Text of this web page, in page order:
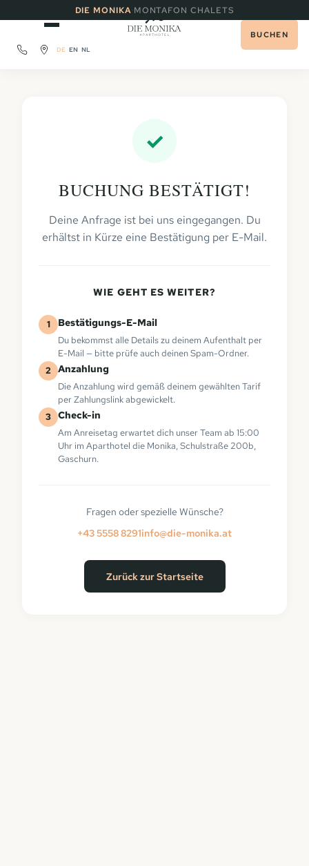
DIE MONIKA·MONTAFON CHALETS
DE EN NL
BUCHEN
✓
BUCHUNG BESTÄTIGT!
Deine Anfrage ist bei uns eingegangen. Du
erhältst in Kürze eine Bestätigung per E-Mail.
WIE GEHT ES WEITER?
1 Bestätigungs-E-Mail
Du bekommst alle Details zu deinem Aufenthalt per
E-Mail — bitte prüfe auch deinen Spam-Ordner.
2 Anzahlung
Die Anzahlung wird gemäß deinem gewählten Tarif
per Zahlungslink abgewickelt.
3 Check-in
Am Anreisetag erwartet dich unser Team ab 15:00
Uhr im Aparthotel die Monika, Schulstraße 200b,
Gaschurn.
Fragen oder spezielle Wünsche?
+43 5558 8291info@die-monika.at
Zurück zur Startseite